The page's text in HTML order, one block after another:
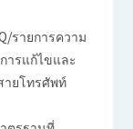
รายการความ
ารแก้ไขและ
ยโทรศัพท์